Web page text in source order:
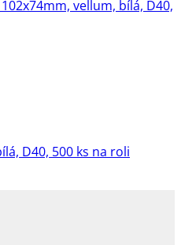
D40, 500 ks na roli